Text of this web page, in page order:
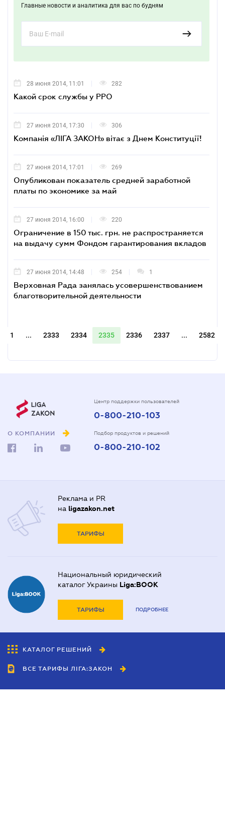
Главные новости и аналитика для вас по будням
28 июня 2014, 11:01 282
Какой срок службы у РРО
27 июня 2014, 17:30 306
Компанія «ЛІГА ЗАКОН» вітає з Днем Конституції!
27 июня 2014, 17:01 269
Опубликован показатель средней заработной
платы по экономике за май
27 июня 2014, 16:00 220
Ограничение в 150 тыс. грн. не распространяется
на выдачу сумм Фондом гарантирования вкладов
27 июня 2014, 14:48 254 1
Верховная Рада занялась усовершенствованием
благотворительной деятельности
1 ... 2333 2334 2335 2336 2337 ... 2582
О КОМПАНИИ
Центр поддержки пользователей
0-800-210-103
Подбор продуктов и решений
0-800-210-102
Реклама и PR
на ligazakon.net
ТАРИФЫ
Национальный юридический
каталог Украины Liga:BOOK
ТАРИФЫ ПОДРОБНЕЕ
КАТАЛОГ РЕШЕНИЙ
ВСЕ ТАРИФЫ ЛІГА:ЗАКОН